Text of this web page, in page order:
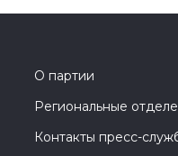
О партии
Региональные
Контакты пресс-